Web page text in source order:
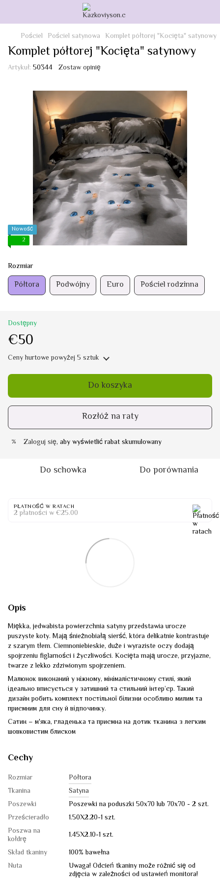
Pościel Pościel satynowa Komplet półtorej "Kocięta" satynowy
Komplet półtorej "Kocięta" satynowy
Artykuł: 50344 Zostaw opinię
Nowość
2
Rozmiar
Półtora Podwójny Euro Pościel rodzinna
Dostępny
€50
Ceny hurtowepowyżej 5 sztuk
Do koszyka
Rozłóż na raty
% Zaloguj się, aby wyświetlić rabat skumulowany
Do schowka Do porównania
PŁATNOŚĆ W RATACH
2 płatności w €25.00
Opis
Miękka, jedwabista powierzchnia satyny przedstawia urocze
puszyste koty. Mają śnieżnobiałą sierść, która delikatnie kontrastuje
z szarym tłem. Ciemnoniebieskie, duże i wyraziste oczy dodają
spojrzeniu figlarności i życzliwości. Kocięta mają urocze, przyjazne,
twarze z lekko zdziwionym spojrzeniem.
Малюнок виконаний у ніжному, мінімалістичному стилі, який
ідеально вписується у затишний та стильний інтер’єр. Такий
дизайн робить комплект постільної білизни особливо милим та
приємним для сну й відпочинку.
Сатин – м'яка, гладенька та приємна на дотик тканина з легким
шовковистим блиском
Cechy
Rozmiar
Półtora
Tkanina
Satyna
Poszewki
Poszewki na poduszki 50x70 lub 70x70 - 2 szt.
Prześcieradło
1.50Х2.20-1 szt.
Poszwa na
kołdrę
1.45Х2.10-1 szt.
Skład tkaniny
100% bawełna
Nuta
Uwaga! Odcień tkaniny może różnić się od
zdjęcia w zależności od ustawień monitora!